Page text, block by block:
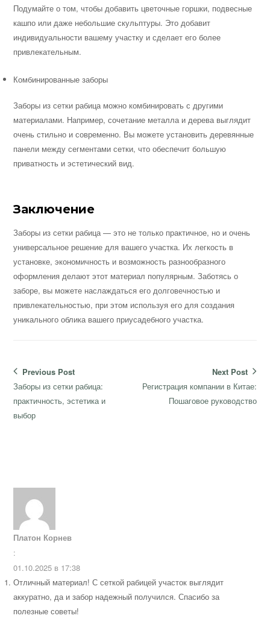
Подумайте о том, чтобы добавить цветочные горшки, подвесные
кашпо или даже небольшие скульптуры. Это добавит
индивидуальности вашему участку и сделает его более
привлекательным.
Комбинированные заборы
Заборы из сетки рабица можно комбинировать с другими
материалами. Например, сочетание металла и дерева выглядит
очень стильно и современно. Вы можете установить деревянные
панели между сегментами сетки, что обеспечит большую
приватность и эстетический вид.
Заключение
Заборы из сетки рабица — это не только практичное, но и очень
универсальное решение для вашего участка. Их легкость в
установке, экономичность и возможность разнообразного
оформления делают этот материал популярным. Заботясь о
заборе, вы можете наслаждаться его долговечностью и
привлекательностью, при этом используя его для создания
уникального облика вашего приусадебного участка.
Навигация
по
записям
Previous Post
Previous
post:
Заборы из сетки рабица:
практичность, эстетика и
выбор
Next Post
Next
Регистрация компании в Китае:
Пошаговое руководство
Платон Корнев
:
01.10.2025 в 17:38
Отличный материал! С сеткой рабицей участок выглядит
аккуратно, да и забор надежный получился. Спасибо за
полезные советы!